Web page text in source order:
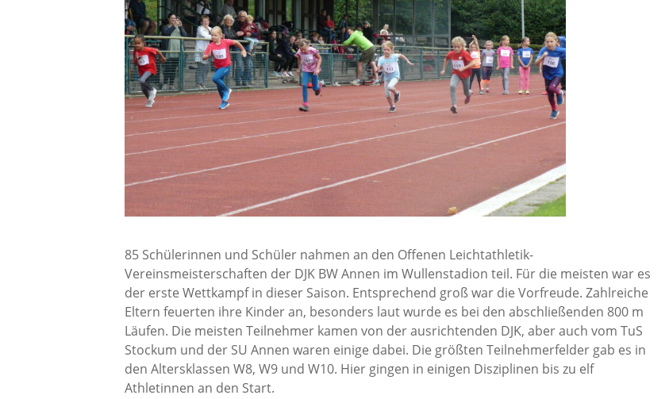
85 Schülerinnen und Schüler nahmen an den Offenen Leichtathletik-
Vereinsmeisterschaften der DJK BW Annen im Wullenstadion teil. Für die meisten war es
der erste Wettkampf in dieser Saison. Entsprechend groß war die Vorfreude. Zahlreiche
Eltern feuerten ihre Kinder an, besonders laut wurde es bei den abschließenden 800 m
Läufen. Die meisten Teilnehmer kamen von der ausrichtenden DJK, aber auch vom TuS
Stockum und der SU Annen waren einige dabei. Die größten Teilnehmerfelder gab es in
den Altersklassen W8, W9 und W10. Hier gingen in einigen Disziplinen bis zu elf
Athletinnen an den Start.